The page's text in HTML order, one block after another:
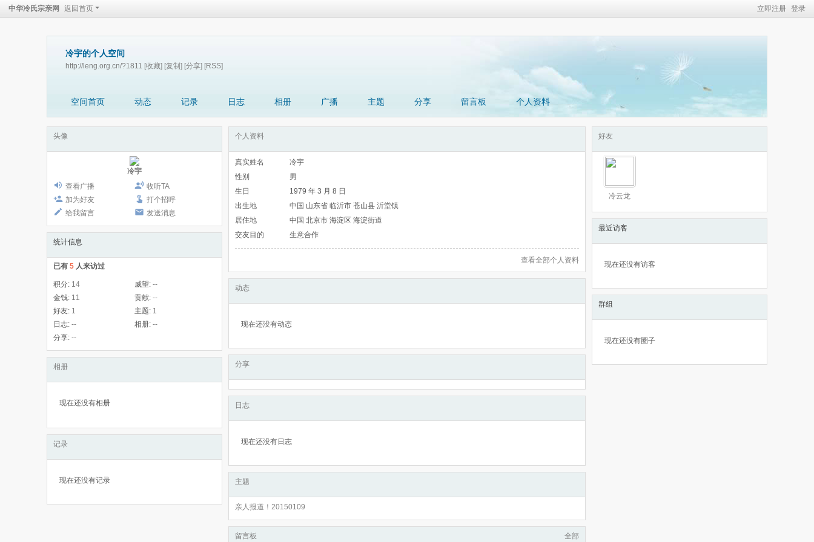
立即注册 登录
中华冷氏宗亲网 返回首页
冷宇的个人空间
http://leng.org.cn/?1811 [收藏] [复制] [分享] [RSS]
空间首页 动态 记录 日志 相册 广播 主题 分享 留言板 个人资料
头像
冷宇
查看广播
收听TA
加为好友
打个招呼
给我留言
发送消息
统计信息
已有 5 人来访过
积分: 14 威望: --
金钱: 11 贡献: --
好友: 1 主题: 1
日志: -- 相册: --
分享: --
相册
现在还没有相册
记录
现在还没有记录
个人资料
真实姓名
冷宇
性别
男
生日
1979 年 3 月 8 日
出生地
中国 山东省 临沂市 苍山县 沂堂镇
居住地
中国 北京市 海淀区 海淀街道
交友目的
生意合作
查看全部个人资料
动态
现在还没有动态
分享
日志
现在还没有日志
主题
亲人报道！20150109
留言板 全部
好友
冷云龙
最近访客
现在还没有访客
群组
现在还没有圈子